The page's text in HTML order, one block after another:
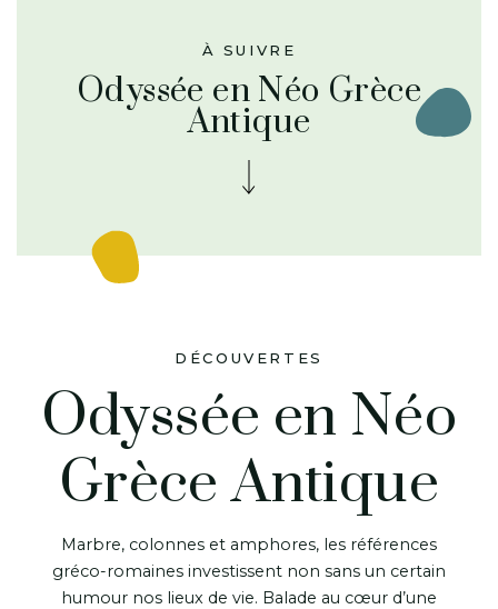
À SUIVRE
Odyssée en Néo Grèce
Antique
DÉCOUVERTES
Odyssée en Néo
Grèce Antique
Marbre, colonnes et amphores, les références
gréco-romaines investissent non sans un certain
humour nos lieux de vie. Balade au cœur d’une